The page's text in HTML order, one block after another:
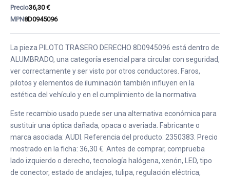
Precio36,30 €
MPN8D0945096
La pieza PILOTO TRASERO DERECHO 8D0945096 está dentro de
ALUMBRADO, una categoría esencial para circular con seguridad,
ver correctamente y ser visto por otros conductores. Faros,
pilotos y elementos de iluminación también influyen en la
estética del vehículo y en el cumplimiento de la normativa.
Este recambio usado puede ser una alternativa económica para
sustituir una óptica dañada, opaca o averiada. Fabricante o
marca asociada: AUDI. Referencia del producto: 2350383. Precio
mostrado en la ficha: 36,30 €. Antes de comprar, comprueba
lado izquierdo o derecho, tecnología halógena, xenón, LED, tipo
de conector, estado de anclajes, tulipa, regulación eléctrica,